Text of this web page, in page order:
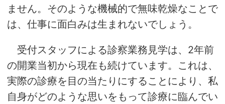
ません。そのような機械的で無味乾燥なことで
は、仕事に面白みは生まれないでしょう。
受付スタッフによる診察業務見学は、2年前
の開業当初から現在も続けています。これは、
実際の診療を目の当たりにすることにより、私
自身がどのような思いをもって診療に臨んでい